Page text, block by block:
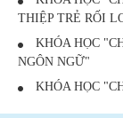
THIỆP TRẺ RỐI
KHÓA HỌC
NGÔN NGỮ"
KHÓA HỌC